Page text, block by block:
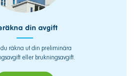
din avgift
räkna ut din preliminära
eller brukningsavgift.